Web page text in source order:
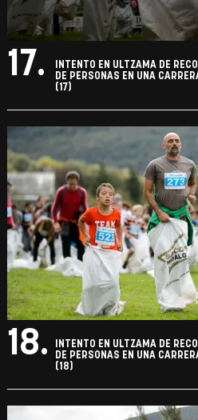
17.
INTENTO EN ULTZAMA DE
DE PERSONAS EN UNA
(17)
18.
INTENTO EN ULTZAMA DE
DE PERSONAS EN UNA
(18)